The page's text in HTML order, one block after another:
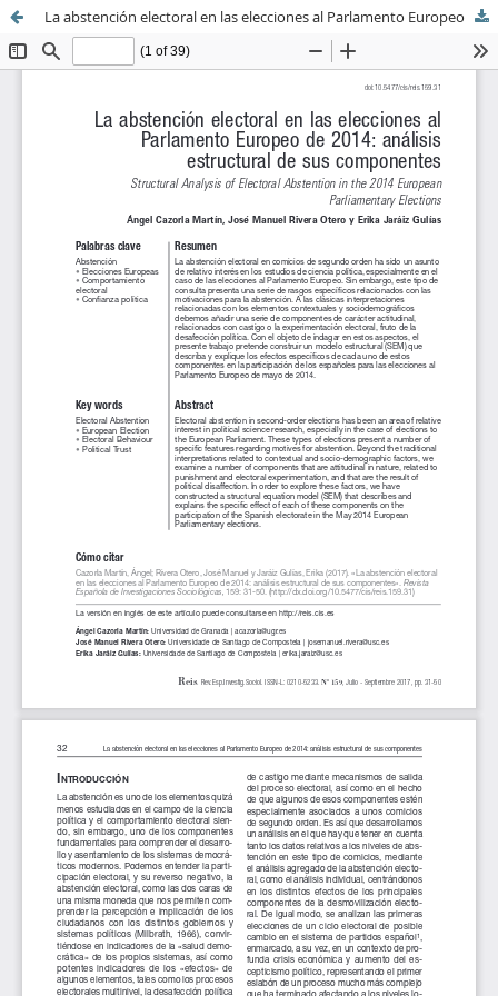
La abstención electoral en las elecciones al Parlamento Europeo de 2014: análisis estructural de sus componentes